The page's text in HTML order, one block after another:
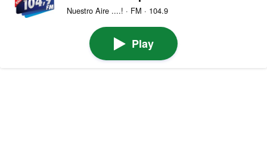
Nuestro Aire ....! · FM · 104.9
Play